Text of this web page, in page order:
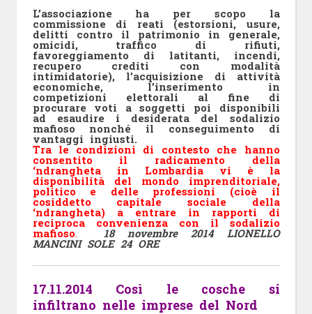
L’associazione ha per scopo la
commissione di reati (estorsioni, usure,
delitti contro il patrimonio in generale,
omicidi, traffico di rifiuti,
favoreggiamento di latitanti, incendi,
recupero crediti con modalità
intimidatorie), l’acquisizione di attività
economiche, l’inserimento in
competizioni elettorali al fine di
procurare voti a soggetti poi disponibili
ad esaudire i desiderata del sodalizio
mafioso nonché il conseguimento di
vantaggi ingiusti.
Tra le condizioni di contesto che hanno
consentito il radicamento della
‘ndrangheta in Lombardia vi è la
disponibilità del mondo imprenditoriale,
politico e delle professioni (cioè il
cosiddetto capitale sociale della
‘ndrangheta) a entrare in rapporti di
reciproca convenienza con il sodalizio
mafioso. 18 novembre 2014 LIONELLO
MANCINI SOLE 24 ORE
17.11.2014 Così le cosche si
infiltrano nelle imprese del Nord